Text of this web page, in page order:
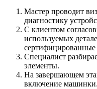
Мастер проводит
диагностику
С клиентом
используемых
сертифицированные
Специалист
элементы.
На завершающем
включение машинки.